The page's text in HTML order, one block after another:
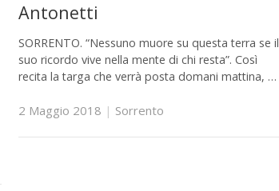
Antonetti
SORRENTO. “Nessuno muore su questa terra se il
suo ricordo vive nella mente di chi resta”. Così
recita la targa che verrà posta domani mattina, …
2 Maggio 2018 | Sorrento